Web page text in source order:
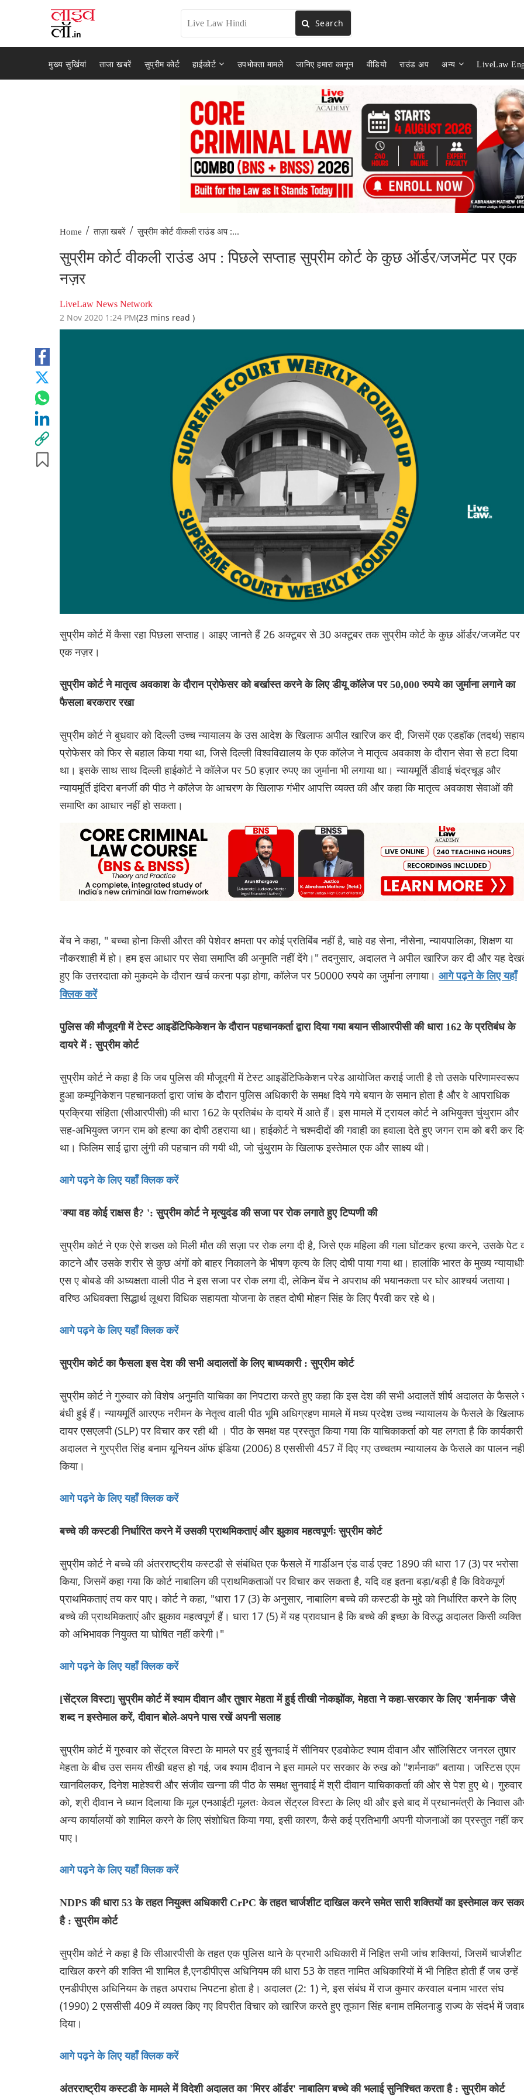
Search
मुख्य सुर्खियां ताजा खबरें सुप्रीम कोर्ट हाईकोर्ट उपभोक्ता मामले जानिए हमारा कानून वीडियो राउंड अप अन्य LiveLaw
Home / ताज़ा खबरें / सुप्रीम कोर्ट वीकली राउंड अप :...
सुप्रीम कोर्ट वीकली राउंड अप : पिछले सप्ताह सुप्रीम कोर्ट के कुछ ऑर्डर/जजमेंट पर एक
नज़र
LiveLaw News Network
2 Nov 2020 1:24 PM(23 mins read )
सुप्रीम कोर्ट में कैसा रहा पिछला सप्ताह। आइए जानते हैं 26 अक्टूबर से 30 अक्टूबर तक सुप्रीम कोर्ट के कुछ ऑर्डर/जजमेंट पर
एक नज़र।
सुप्रीम कोर्ट ने मातृत्व अवकाश के दौरान प्रोफेसर को बर्खास्त करने के लिए डीयू कॉलेज पर 50,000 रुपये का जुर्माना लगाने का
फैसला बरकरार रखा
सुप्रीम कोर्ट ने बुधवार को दिल्ली उच्च न्यायालय के उस आदेश के खिलाफ अपील खारिज कर दी, जिसमें एक एडहॉक (तदर्थ)
प्रोफेसर को फिर से बहाल किया गया था, जिसे दिल्ली विश्वविद्यालय के एक कॉलेज ने मातृत्व अवकाश के दौरान सेवा से हटा दिया
था। इसके साथ साथ दिल्ली हाईकोर्ट ने कॉलेज पर 50 हज़ार रुपए का जुर्माना भी लगाया था। न्यायमूर्ति डीवाई चंद्रचूड़ और
न्यायमूर्ति इंदिरा बनर्जी की पीठ ने कॉलेज के आचरण के खिलाफ गंभीर आपत्ति व्यक्त की और कहा कि मातृत्व अवकाश सेवाओं की
समाप्ति का आधार नहीं हो सकता।
बेंच ने कहा, " बच्चा होना किसी औरत की पेशेवर क्षमता पर कोई प्रतिबिंब नहीं है, चाहे वह सेना, नौसेना, न्यायपालिका, शिक्षण या
नौकरशाही में हो। हम इस आधार पर सेवा समाप्ति की अनुमति नहीं देंगे।" तदनुसार, अदालत ने अपील खारिज कर दी और यह
हुए कि उत्तरदाता को मुकदमे के दौरान खर्च करना पड़ा होगा, कॉलेज पर 50000 रुपये का जुर्माना लगाया। आगे पढ़ने के लिए यहाँ
क्लिक करें
पुलिस की मौजूदगी में टेस्ट आइडेंटिफिकेशन के दौरान पहचानकर्ता द्वारा दिया गया बयान सीआरपीसी की धारा 162 के प्रतिबंध के
दायरे में : सुप्रीम कोर्ट
सुप्रीम कोर्ट ने कहा है कि जब पुलिस की मौजूदगी में टेस्ट आइडेंटिफिकेशन परेड आयोजित कराई जाती है तो उसके परिणामस्वरूप
हुआ कम्यूनिकेशन पहचानकर्ता द्वारा जांच के दौरान पुलिस अधिकारी के समक्ष दिये गये बयान के समान होता है और वे आपराधिक
प्रक्रिया संहिता (सीआरपीसी) की धारा 162 के प्रतिबंध के दायरे में आते हैं। इस मामले में ट्रायल कोर्ट ने अभियुक्त चुंथुराम और
सह-अभियुक्त जगन राम को हत्या का दोषी ठहराया था। हाईकोर्ट ने चश्मदीदों की गवाही का हवाला देते हुए जगन राम को बरी कर
था। फिलिम साई द्वारा लुंगी की पहचान की गयी थी, जो चुंथुराम के खिलाफ इस्तेमाल एक और साक्ष्य थी।
आगे पढ़ने के लिए यहाँ क्लिक करें
'क्या वह कोई राक्षस है? ': सुप्रीम कोर्ट ने मृत्युदंड की सजा पर रोक लगाते हुए टिप्पणी की
सुप्रीम कोर्ट ने एक ऐसे शख्स को मिली मौत की सज़ा पर रोक लगा दी है, जिसे एक महिला की गला घोंटकर हत्या करने, उसके पेट
काटने और उसके शरीर से कुछ अंगों को बाहर निकालने के भीषण कृत्य के लिए दोषी पाया गया था। हालांकि भारत के मुख्य
एस ए बोबडे की अध्यक्षता वाली पीठ ने इस सजा पर रोक लगा दी, लेकिन बेंच ने अपराध की भयानकता पर घोर आश्चर्य जताया।
वरिष्ठ अधिवक्ता सिद्धार्थ लूथरा विधिक सहायता योजना के तहत दोषी मोहन सिंह के लिए पैरवी कर रहे थे।
आगे पढ़ने के लिए यहाँ क्लिक करें
सुप्रीम कोर्ट का फैसला इस देश की सभी अदालतों के लिए बाध्यकारी : सुप्रीम कोर्ट
सुप्रीम कोर्ट ने गुरुवार को विशेष अनुमति याचिका का निपटारा करते हुए कहा कि इस देश की सभी अदालतें शीर्ष अदालत के फैसले
बंधी हुई हैं। न्यायमूर्ति आरएफ नरीमन के नेतृत्व वाली पीठ भूमि अधिग्रहण मामले में मध्य प्रदेश उच्च न्यायालय के फैसले के खिलाफ
दायर एसएलपी (SLP) पर विचार कर रही थी । पीठ के समक्ष यह प्रस्तुत किया गया कि याचिकाकर्ता को यह लगता है कि कार्यकारी
अदालत ने गुरप्रीत सिंह बनाम यूनियन ऑफ इंडिया (2006) 8 एससीसी 457 में दिए गए उच्चतम न्यायालय के फैसले का पालन नहीं
किया।
आगे पढ़ने के लिए यहाँ क्लिक करें
बच्चे की कस्टडी निर्धारित करने में उसकी प्राथमिकताएं और झुकाव महत्वपूर्णः सुप्रीम कोर्ट
सुप्रीम कोर्ट ने बच्चे की अंतरराष्ट्रीय कस्टडी से संबंधित एक फैसले में गार्ड‌ीअन एंड वार्ड एक्ट 1890 की धारा 17 (3) पर भरोसा
किया, जिसमें कहा गया कि कोर्ट नाबालिग की प्राथमिकताओं पर विचार कर सकता है, यदि वह इतना बड़ा/बड़ी है कि विवेकपूर्ण
प्र‌ाथम‌िकताएं तय कर पाए। कोर्ट ने कहा, "धारा 17 (3) के अनुसार, नाबालिग बच्चे की कस्टडी के मुद्दे को निर्धारित करने के लिए
बच्चे की प्राथमिकताएं और झुकाव महत्वपूर्ण हैं। धारा 17 (5) में यह प्रावधान है कि बच्‍चे की इच्छा के विरुद्ध अदालत किसी व्यक्ति
को अभिभावक नियुक्त या घोषित नहीं करेगी।"
आगे पढ़ने के लिए यहाँ क्लिक करें
[सेंट्रल विस्टा] सुप्रीम कोर्ट में श्याम दीवान और तुषार मेहता में हुई तीखी नोकझोंक, मेहता ने कहा-सरकार के ‌लिए 'शर्मनाक' जैसे
शब्द न इस्तेमाल करें, दीवान बोले-अपने पास रखें अपनी सलाह
सुप्रीम कोर्ट में गुरुवार को सेंट्रल विस्टा के मामले पर हुई सुनवाई में सीनियर एडवोकेट श्याम दीवान और सॉलिस‌िटर जनरल तुषार
मेहता के बीच उस समय तीखी बहस हो गई, जब श्याम दीवान ने इस मामले पर सरकार के रुख को "शर्मनाक" बताया। जस्टिस एएम
खानविलकर, दिनेश माहेश्वरी और संजीव खन्ना की पीठ के समक्ष सुनवाई में श्री दीवान याचिकाकर्ता की ओर से पेश हुए थे। गुरुवार
को, श्री दीवान ने ध्यान दिलाया कि मूल एनआईटी मूलतः केवल सेंट्रल विस्टा के लिए थी और इसे बाद में प्रधानमंत्री के निवास
अन्य कार्यालयों को शामिल करने के लिए संशोध‌ित किया गया, इसी कारण, कैसे कई प्रतिभागी अपनी योजनाओं का प्रस्तुत नहीं कर
पाए।
आगे पढ़ने के लिए यहाँ क्लिक करें
NDPS की धारा 53 के तहत नियुक्त अधिकारी CrPC के तहत चार्जशीट दाखिल करने समेत सारी शक्तियों का इस्तेमाल कर
है : सुप्रीम कोर्ट
सुप्रीम कोर्ट ने कहा है कि सीआरपीसी के तहत एक पुलिस थाने के प्रभारी अधिकारी में निहित सभी जांच शक्तियां, जिसमें चार्जशीट
दाखिल करने की शक्ति भी शामिल है,एनडीपीएस अधिनियम की धारा 53 के तहत नामित अधिकारियों में भी निहित होती हैं जब उन्हें
एनडीपीएस अधिनियम के तहत अपराध निपटना होता है। अदालत (2: 1) ने, इस संबंध में राज कुमार करवाल बनाम भारत संघ
(1990) 2 एससीसी 409 में व्यक्त किए गए विपरीत विचार को खारिज करते हुए तूफान सिंह बनाम तमिलनाडु राज्य के संदर्भ में
दिया।
आगे पढ़ने के लिए यहाँ क्लिक करें
अंतरराष्ट्रीय कस्टडी के मामले में विदेशी अदालत का 'मिरर ऑर्डर' नाबालिग बच्चे की भलाई सुनिश्चित करता है : सुप्रीम कोर्ट